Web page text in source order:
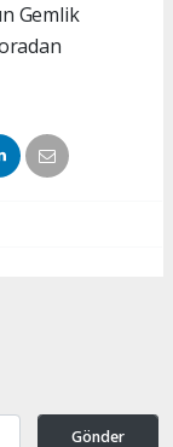
Gemlik
Gönder